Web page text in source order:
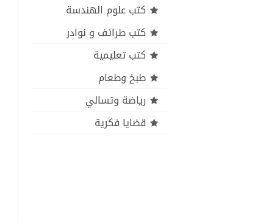
كتب علوم الهندسة
كتب طرائف و نوادر
كتب تعليمية
طبخ وطعام
رياضة وتسالي
قضايا فكرية